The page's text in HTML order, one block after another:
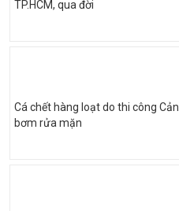
TP.HCM, qua đời
Cá chết hàng loạt do thi công
bơm rửa mặn